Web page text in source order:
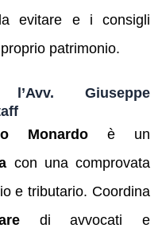
evitare e i consigli
patrimonio.
Giuseppe
Monardo è un
con una comprovata
e tributario. Coordina
di avvocati e